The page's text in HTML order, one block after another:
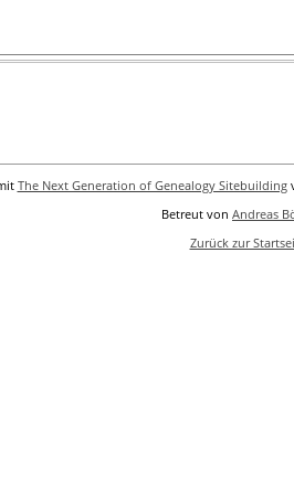
The Next Generation of Genealogy Sitebuilding
Betreut von Andreas
Zurück zur